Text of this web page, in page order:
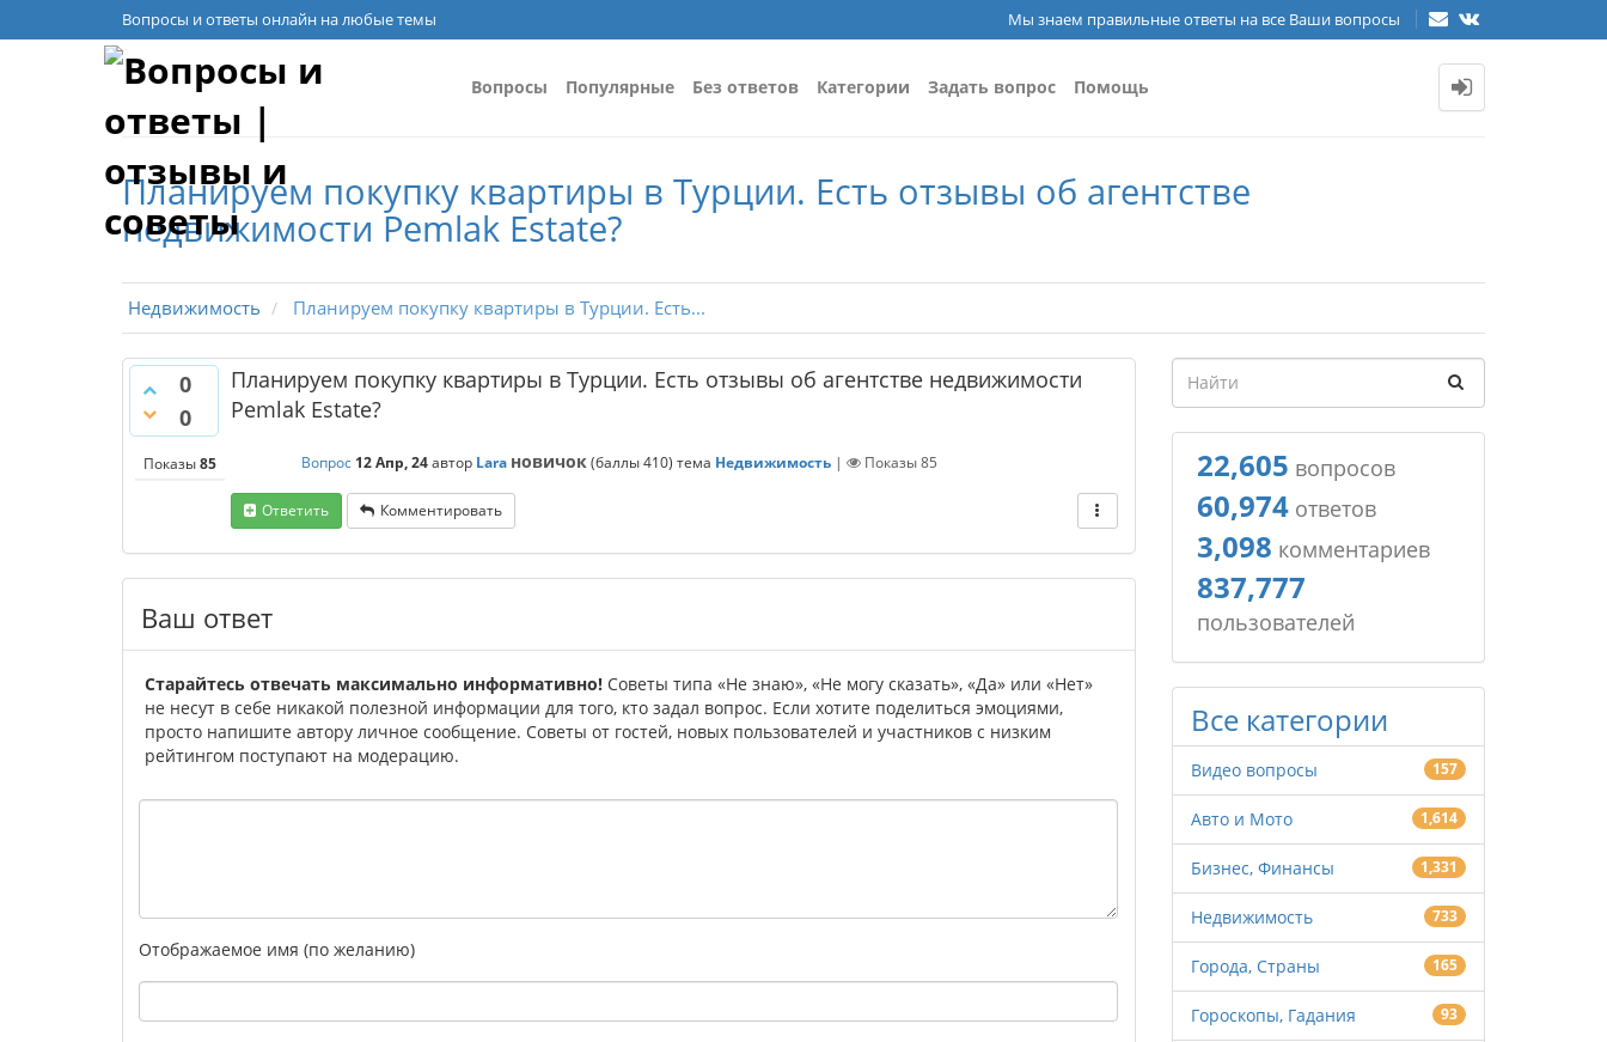
Вопросы и ответы онлайн на любые темы Мы знаем правильные ответы на все Ваши вопросы
Вопросы Популярные Без ответов Категории Задать вопрос Помощь
Планируем покупку квартиры в Турции. Есть отзывы об агентстве
недвижимости Pemlak Estate?
Недвижимость Планируем покупку квартиры в Турции. Есть...
0
0
Показы85
Планируем покупку квартиры в Турции. Есть отзывы об агентстве недвижимости
Pemlak Estate?
Вопрос 12 Апр, 24автор Lara новичок(баллы410) тема Недвижимость | Показы85
Ответить Комментировать
Ваш ответ
Старайтесь отвечать максимально информативно! Советы типа «Не знаю», «Не могу сказать», «Да» или «Нет»
не несут в себе никакой полезной информации для того, кто задал вопрос. Если хотите поделиться эмоциями,
просто напишите автору личное сообщение. Советы от гостей, новых пользователей и участников с низким
рейтингом поступают на модерацию.
Отображаемое имя (по желанию)
22,605 вопросов
60,974ответов
3,098 комментариев
837,777
пользователей
Все категории
Видео вопросы 157
Авто и Мото 1,614
Бизнес, Финансы 1,331
Недвижимость 733
Города, Страны 165
Гороскопы, Гадания 93